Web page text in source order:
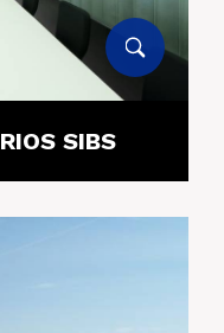
SIBS